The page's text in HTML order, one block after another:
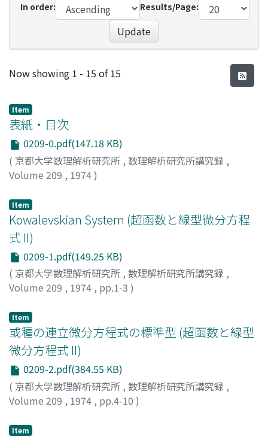
In order:
Results/Page:
Update
Recent Submissions
Now showing 1 - 15 of 15
Item
表紙・目次
0209-0.pdf(147.18 KB)
( 京都大学数理解析研究所 , 数理解析研究所講究録 ,
Volume 209 , 1974)
Item
Kowalevskian System (超函数と線型微分方程
式 II)
0209-1.pdf(149.25 KB)
( 京都大学数理解析研究所 , 数理解析研究所講究録 ,
Volume 209 , 1974 , pp.1-3 )
Item
或種の連立微分方程式の標準型 (超函数と線型
微分方程式 II)
0209-2.pdf(384.55 KB)
( 京都大学数理解析研究所 , 数理解析研究所講究録 ,
Volume 209 , 1974 , pp.4-10 )
Item